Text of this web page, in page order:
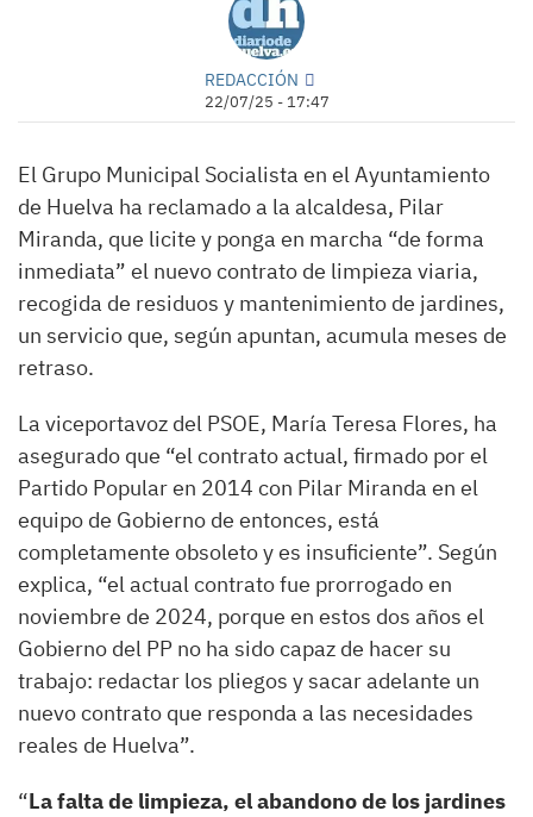
REDACCIÓN
22/07/25 - 17:47
El Grupo Municipal Socialista en el Ayuntamiento
de Huelva ha reclamado a la alcaldesa, Pilar
Miranda, que licite y ponga en marcha “de forma
inmediata” el nuevo contrato de limpieza viaria,
recogida de residuos y mantenimiento de jardines,
un servicio que, según apuntan, acumula meses de
retraso.
La viceportavoz del PSOE, María Teresa Flores, ha
asegurado que “el contrato actual, firmado por el
Partido Popular en 2014 con Pilar Miranda en el
equipo de Gobierno de entonces, está
completamente obsoleto y es insuficiente”. Según
explica, “el actual contrato fue prorrogado en
noviembre de 2024, porque en estos dos años el
Gobierno del PP no ha sido capaz de hacer su
trabajo: redactar los pliegos y sacar adelante un
nuevo contrato que responda a las necesidades
reales de Huelva”.
“La falta de limpieza, el abandono de los jardines